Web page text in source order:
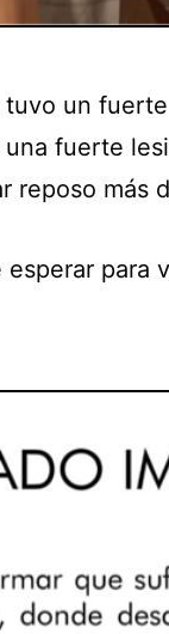
un
fuerte
reposo más
para